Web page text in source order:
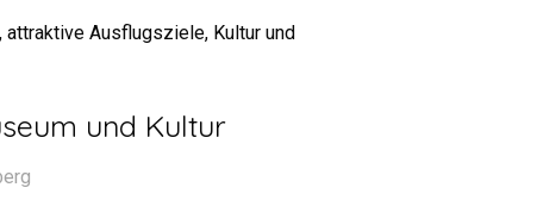
Ausflugsziele, Kultur und
und Kultur